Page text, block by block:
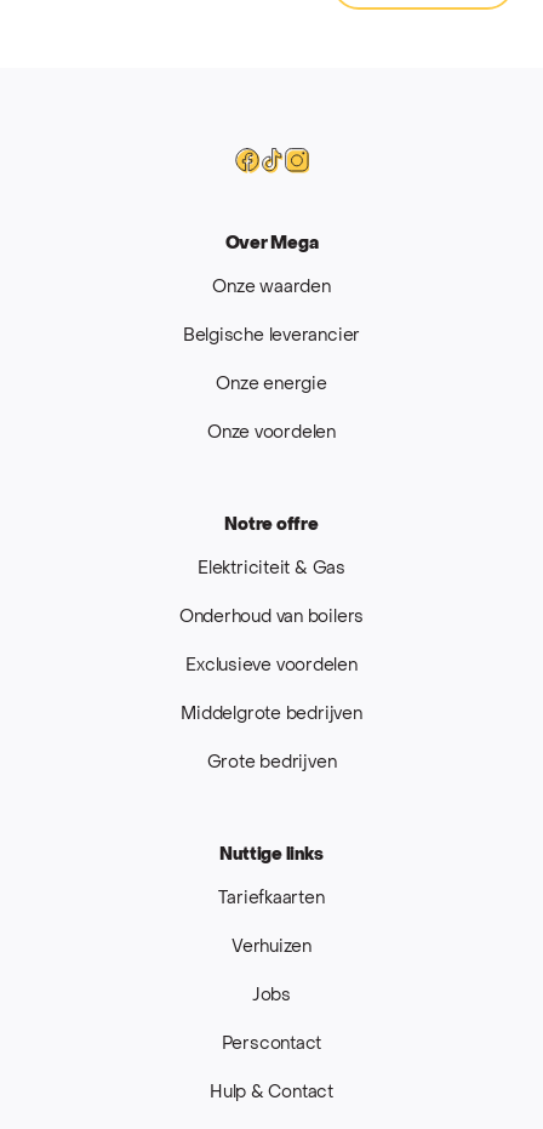
Facebook
Tiktok
Instagram
Over Mega
Onze waarden
Belgische leverancier
Onze energie
Onze voordelen
Notre offre
Elektriciteit & Gas
Onderhoud van boilers
Exclusieve voordelen
Middelgrote bedrijven
Grote bedrijven
Nuttige links
Tariefkaarten
Verhuizen
Jobs
Perscontact
Hulp & Contact